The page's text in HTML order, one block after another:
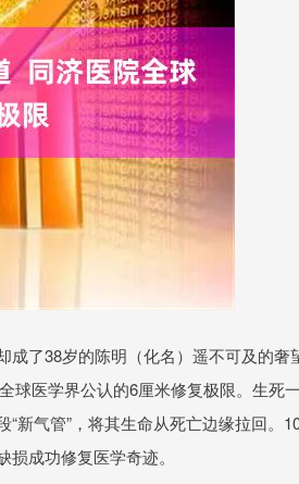
了38岁的陈明（化名）遥不可及的奢
球医学界公认的6厘米修复极限。生死
新气管”，将其生命从死亡边缘拉回。
成功修复医学奇迹。